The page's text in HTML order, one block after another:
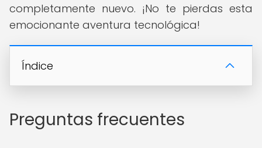
completamente nuevo. ¡No te pierdas esta
emocionante aventura tecnológica!
Índice
Preguntas frecuentes